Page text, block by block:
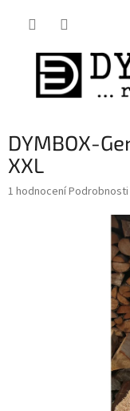
DYMBOX-
XXL
Průměrné
1 hodnocení